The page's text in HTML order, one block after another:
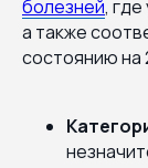
болезней,
а также
состоянию на